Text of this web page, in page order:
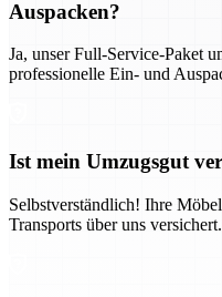
Auspacken?
Ja, unser Full-Service-Paket
professionelle Ein- und
Ist mein Umzugsgut
Selbstverständlich! Ihre
Transports über uns versichert.